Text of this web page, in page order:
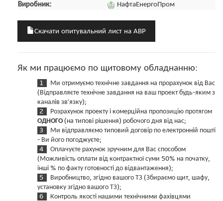
Виробник:
НафтаЕнергоПром
Скачати опитувальний лист на АВР
Як ми працюємо по щитовому обладнанню:
Ми отримуємо технічне завдання на прорахунок від Вас
(Відправляєте технічне завдання на ваш проект будь-яким з
каналів зв'язку);
Розрахунок проекту і комерційна пропозицію протягом
ОДНОГО(на типові рішення) робочого дня від нас;
Ми відправляємо типовий договір по електронній пошті
- Ви його погоджуєте;
Оплачуєте рахунок зручним для Вас способом
(Можливість оплати від контрактної суми 50% на початку,
інші % по факту готовності до відвантаження);
Виробництво, згідно вашого ТЗ (Збираємо щит, шафу,
установку згідно вашого ТЗ);
Контроль якості нашими технічними фахівцями